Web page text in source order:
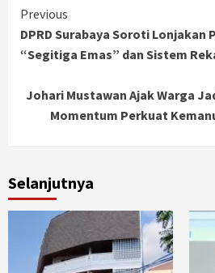
Continue
Reading
Previous
DPRD Surabaya Soroti Lonjakan
“Segitiga Emas” dan Sistem
Johari Mustawan Ajak Warga
Momentum Perkuat
Selanjutnya